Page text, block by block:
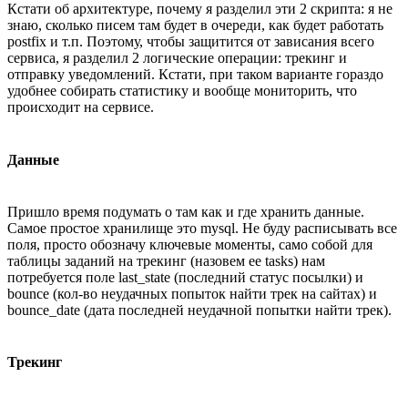
Кстати об архитектуре, почему я разделил эти 2 скрипта: я не
знаю, сколько писем там будет в очереди, как будет работать
postfix и т.п. Поэтому, чтобы защитится от зависания всего
сервиса, я разделил 2 логические операции: трекинг и
отправку уведомлений. Кстати, при таком варианте гораздо
удобнее собирать статистику и вообще мониторить, что
происходит на сервисе.
Данные
Пришло время подумать о там как и где хранить данные.
Самое простое хранилище это mysql. Не буду расписывать все
поля, просто обозначу ключевые моменты, само собой для
таблицы заданий на трекинг (назовем ее tasks) нам
потребуется поле last_state (последний статус посылки) и
bounce (кол-во неудачных попыток найти трек на сайтах) и
bounce_date (дата последней неудачной попытки найти трек).
Трекинг